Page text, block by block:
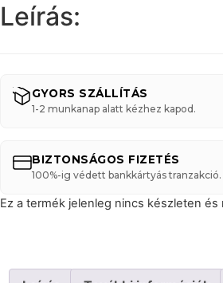
Leírás:
GYORS SZÁLLÍTÁS
1-2 munkanap alatt kézhez kapod.
BIZTONSÁGOS FIZETÉS
100%-ig védett bankkártyás tranzakció.
Ez a termék jelenleg nincs készleten és